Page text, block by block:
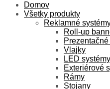
Domov
Všetky produkty
Reklamné
Roll-up
Vlajky
LED systémy
Exteriérové
Rámy
Stojany